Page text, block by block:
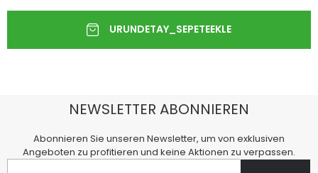
NEWSLETTER ABONNIEREN
Abonnieren Sie unseren Newsletter, um von exklusiven
Angeboten zu profitieren und keine Aktionen zu verpassen.